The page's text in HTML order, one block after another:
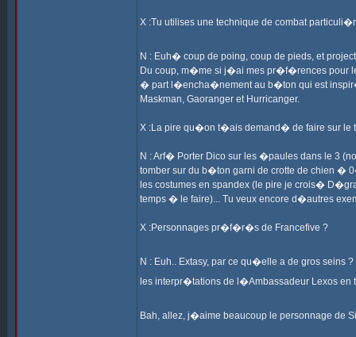
X :Tu utilises une technique de combat
N : Euh� coup de poing, coup de pieds, et
Du coup, m�me si j�ai mes pr�f�rences pour
� part l�encha�nement au b�ton qui est
Maskman, Gaoranger et Hurricanger.
X :La pire qu�on t�ais demand� de faire sur le
N : Arf� Porter Dico sur les �paules dans le 3
tomber sur du b�ton garni de crotte de chien �
les costumes en spandex (le pire je crois�
temps � le faire)... Tu veux encore d�autres
X :Personnages pr�f�r�s de Francefive ?
N : Euh.. Extasy, par ce qu�elle a de gros seins
les interpr�tations de l�Ambassadeur Lexos
Bah, allez, j�aime beaucoup le personnage